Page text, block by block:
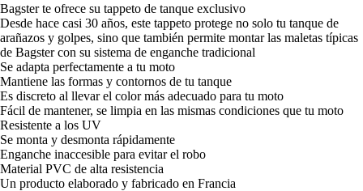
Bagster te ofrece su tappeto de tanque exclusivo
Desde hace casi 30 años, este tappeto protege no solo tu tanque de
arañazos y golpes, sino que también permite montar las maletas típicas
de Bagster con su sistema de enganche tradicional
Se adapta perfectamente a tu moto
Mantiene las formas y contornos de tu tanque
Es discreto al llevar el color más adecuado para tu moto
Fácil de mantener, se limpia en las mismas condiciones que tu moto
Resistente a los UV
Se monta y desmonta rápidamente
Enganche inaccesible para evitar el robo
Material PVC de alta resistencia
Un producto elaborado y fabricado en Francia